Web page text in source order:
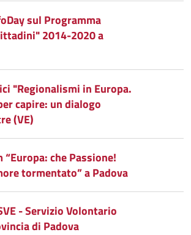
sul Programma
2014-2020 a
"Regionalismi in Europa.
capire: un dialogo
(VE)
che Passione!
tormentato” a Padova
- Servizio Volontario
di Padova